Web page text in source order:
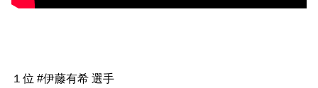
１位 #伊藤有希 選手